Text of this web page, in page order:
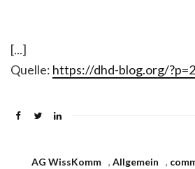
[...]
Quelle: https://dhd-blog.org/
AG WissKomm , Allgemein ,